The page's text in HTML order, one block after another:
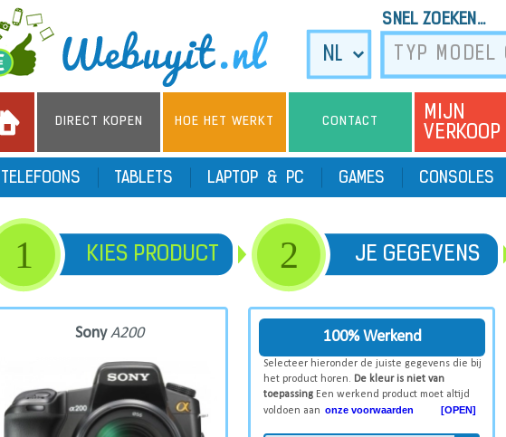
SNEL ZOEKEN...
DIRECT KOPEN HOE HET WERKT CONTACT
MIJN
VERKOOP
TELEFOONS TABLETS LAPTOP & PC GAMES CONSOLES
1 KIES PRODUCT 2 JE GEGEVENS
Sony A200 100% Werkend
Selecteer hieronder de juiste gegevens die bij
het product horen. De kleur is niet van
toepassing Een werkend product moet altijd
voldoen aan onze voorwaarden [OPEN]